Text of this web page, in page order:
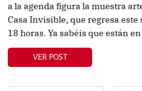
a la agenda figura la muestra
Casa Invisible, que regresa este
18 horas. Ya sabéis que están
VER POST